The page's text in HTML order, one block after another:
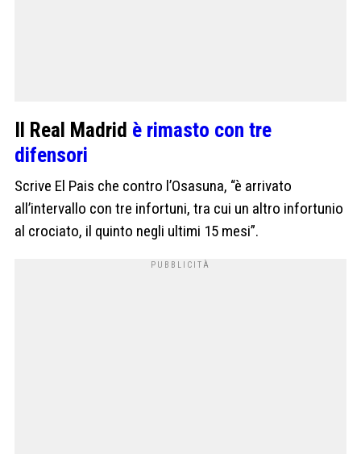
Il Real Madrid è rimasto con tre
difensori
Scrive El Pais che contro l’Osasuna, “è arrivato
all’intervallo con tre infortuni, tra cui un altro infortunio
al crociato, il quinto negli ultimi 15 mesi”.